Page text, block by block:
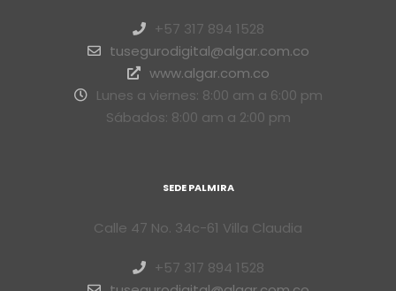
+57 317 894 1528
tusegurodigital@algar.com.co
www.algar.com.co
Lunes a viernes: 8:00 am a 6:00 pm
Sábados: 8:00 am a 2:00 pm
SEDE PALMIRA
Calle 47 No. 34c-61 Villa Claudia
+57 317 894 1528